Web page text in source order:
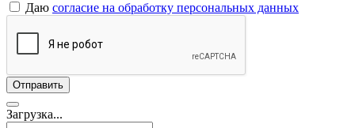
Даю согласие на обработку персональных данных
Загрузка...